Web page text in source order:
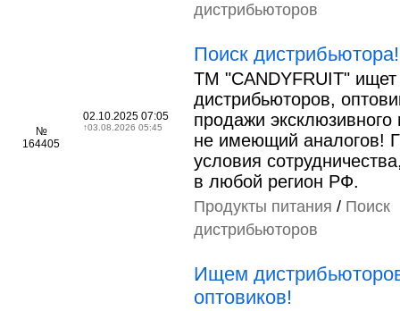
дистрибьюторов
№
164405
02.10.2025 07:05
↑03.08.2026 05:45
Поиск дистрибьютора!
TM "CANDYFRUIT" ищет
дистрибьюторов,
продажи эксклюзивного
не имеющий аналогов!
условия
в любой регион РФ.
Продукты питания / Поиск
дистрибьюторов
Ищем
оптовиков!